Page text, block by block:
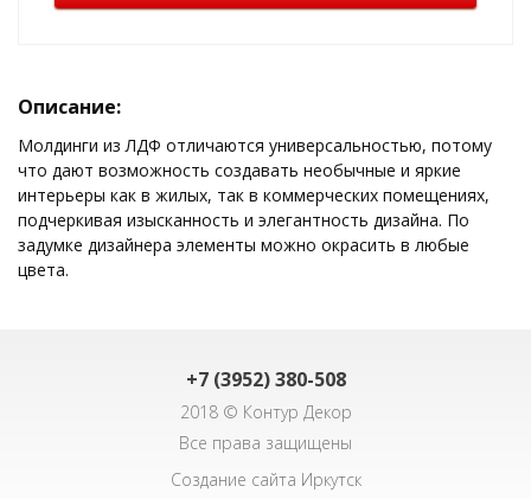
Описание:
Молдинги из ЛДФ отличаются универсальностью, потому
что дают возможность создавать необычные и яркие
интерьеры как в жилых, так в коммерческих помещениях,
подчеркивая изысканность и элегантность дизайна. По
задумке дизайнера элементы можно окрасить в любые
цвета.
+7 (3952) 380-508
2018 © Контур Декор
Все права защищены
Создание сайта Иркутск